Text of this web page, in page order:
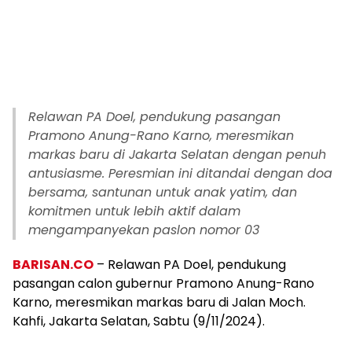
Relawan PA Doel, pendukung pasangan
Pramono Anung-Rano Karno, meresmikan
markas baru di Jakarta Selatan dengan penuh
antusiasme. Peresmian ini ditandai dengan doa
bersama, santunan untuk anak yatim, dan
komitmen untuk lebih aktif dalam
mengampanyekan paslon nomor 03
BARISAN.CO – Relawan PA Doel, pendukung
pasangan calon gubernur Pramono Anung-Rano
Karno, meresmikan markas baru di Jalan Moch.
Kahfi, Jakarta Selatan, Sabtu (9/11/2024).